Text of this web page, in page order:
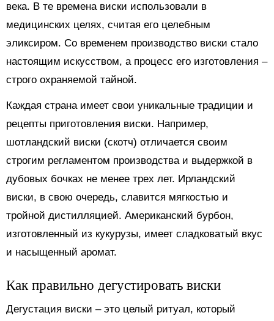
века. В те времена виски использовали в
медицинских целях, считая его целебным
эликсиром. Со временем производство виски стало
настоящим искусством, а процесс его изготовления –
строго охраняемой тайной.
Каждая страна имеет свои уникальные традиции и
рецепты приготовления виски. Например,
шотландский виски (скотч) отличается своим
строгим регламентом производства и выдержкой в
дубовых бочках не менее трех лет. Ирландский
виски, в свою очередь, славится мягкостью и
тройной дистилляцией. Американский бурбон,
изготовленный из кукурузы, имеет сладковатый вкус
и насыщенный аромат.
Как правильно дегустировать виски
Дегустация виски – это целый ритуал, который